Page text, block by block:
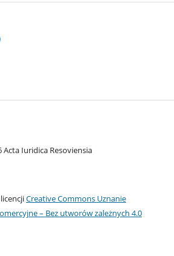
Acta Iuridica Resoviensia
Creative Commons Uznanie
– Bez utworów zależnych 4.0